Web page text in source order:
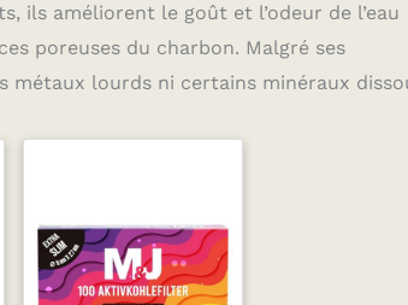
ils améliorent le goût et l’odeur de l’eau
poreuses du charbon. Malgré ses
lourds ni certains minéraux